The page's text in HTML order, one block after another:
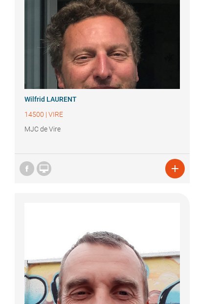
Wilfrid LAURENT
14500 | VIRE
MJC de Vire
 